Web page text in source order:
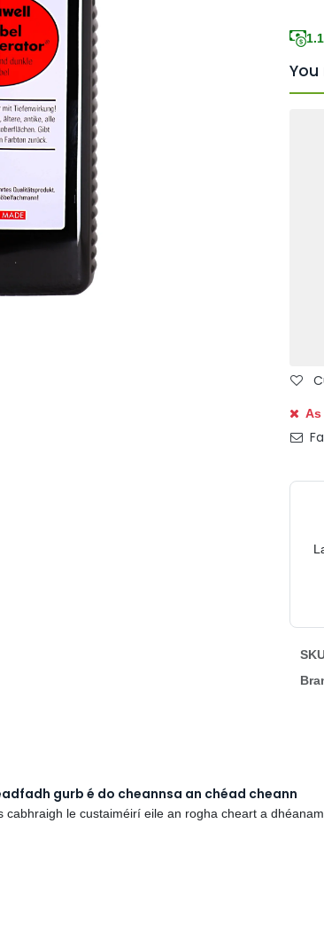
gurb é do cheannsa an chéad cheann
le custaiméirí eile an rogha cheart a